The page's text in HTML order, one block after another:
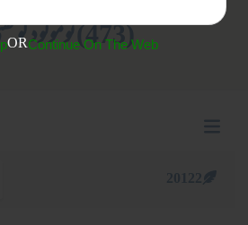
(473) نومولود کو گھٹی دینا ORContinue On The Web